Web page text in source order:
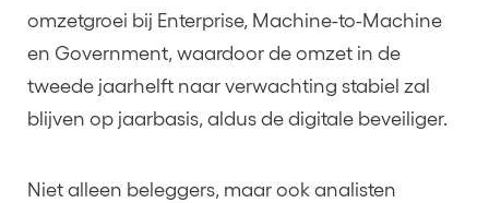
omzetgroei bij Enterprise, Machine-to-Machine
en Government, waardoor de omzet in de
tweede jaarhelft naar verwachting stabiel zal
blijven op jaarbasis, aldus de digitale beveiliger.
Niet alleen beleggers, maar ook analisten